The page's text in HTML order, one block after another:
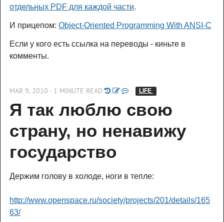
отдельных PDF для каждой части.
И прицепом: Object-Oriented Programming With ANSI-C
Если у кого есть ссылка на переводы - киньте в
комменты.
MAR 9, 2010 - 1 MINUTE READ - LIFE
Я так люблю свою
страну, но ненавижу
государство
Держим голову в холоде, ноги в тепле:
http://www.openspace.ru/society/projects/201/details/165
63/